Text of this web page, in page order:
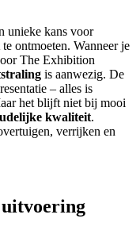
unieke kans voor
ontmoeten. Wanneer je
The Exhibition
is aanwezig. De
– alles is
het blijft niet bij mooi
kwaliteit.
verrijken en
uitvoering